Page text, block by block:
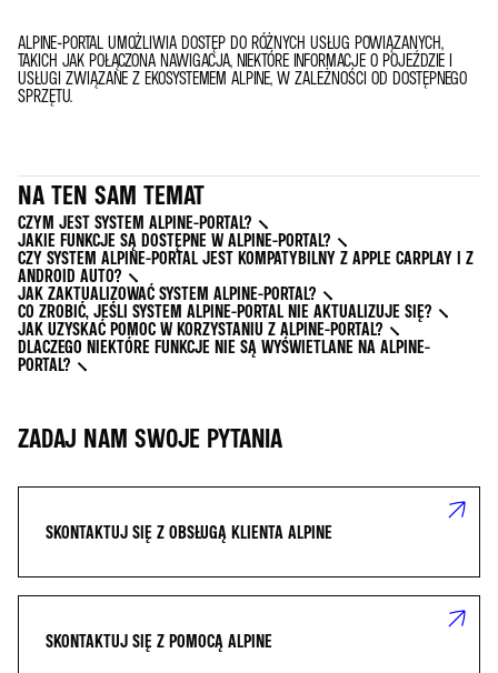
ALPINE-PORTAL UMOŻLIWIA DOSTĘP DO RÓŻNYCH USŁUG POWIĄZANYCH,
TAKICH JAK POŁĄCZONA NAWIGACJA, NIEKTÓRE INFORMACJE O POJEŹDZIE I
USŁUGI ZWIĄZANE Z EKOSYSTEMEM ALPINE, W ZALEŻNOŚCI OD DOSTĘPNEGO
SPRZĘTU.
NA TEN SAM TEMAT
CZYM JEST SYSTEM ALPINE-PORTAL?
JAKIE FUNKCJE SĄ DOSTĘPNE W ALPINE-PORTAL?
CZY SYSTEM ALPINE-PORTAL JEST KOMPATYBILNY Z APPLE CARPLAY I Z
ANDROID AUTO?
JAK ZAKTUALIZOWAĆ SYSTEM ALPINE-PORTAL?
CO ZROBIĆ, JEŚLI SYSTEM ALPINE-PORTAL NIE AKTUALIZUJE SIĘ?
JAK UZYSKAĆ POMOC W KORZYSTANIU Z ALPINE-PORTAL?
DLACZEGO NIEKTÓRE FUNKCJE NIE SĄ WYŚWIETLANE NA ALPINE-
PORTAL?
ZADAJ NAM SWOJE PYTANIA
SKONTAKTUJ SIĘ Z OBSŁUGĄ KLIENTA ALPINE
SKONTAKTUJ SIĘ Z POMOCĄ ALPINE